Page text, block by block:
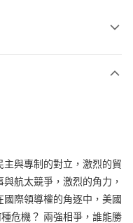
與專制的對立，激烈的貿
航太競爭，激烈的角力，
際領導權的角逐中，美國
危機？ 兩強相爭，誰能勝